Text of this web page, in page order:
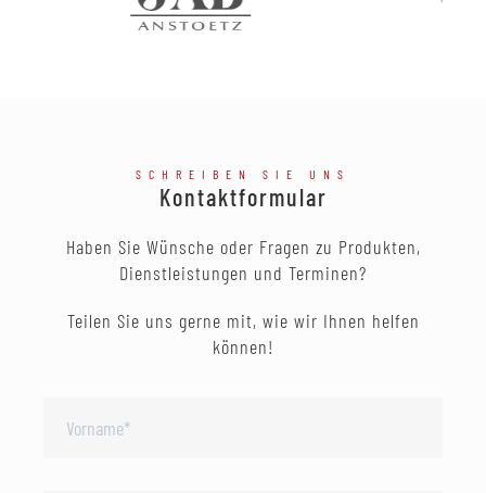
SCHREIBEN SIE UNS
Kontaktformular
Haben Sie Wünsche oder Fragen zu Produkten,
Dienstleistungen und Terminen?
Teilen Sie uns gerne mit, wie wir Ihnen helfen
können!